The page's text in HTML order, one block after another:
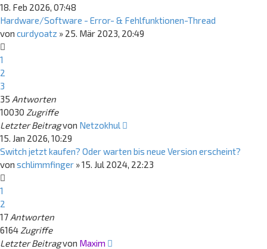
18. Feb 2026, 07:48
Hardware/Software - Error- & Fehlfunktionen-Thread
von curdyoatz » 25. Mär 2023, 20:49
1
2
3
35 Antworten
10030 Zugriffe
Letzter Beitragvon Netzokhul
15. Jan 2026, 10:29
Switch jetzt kaufen? Oder warten bis neue Version erscheint?
von schlimmfinger »15. Jul 2024, 22:23
1
2
17 Antworten
6164 Zugriffe
Letzter Beitragvon Maxim